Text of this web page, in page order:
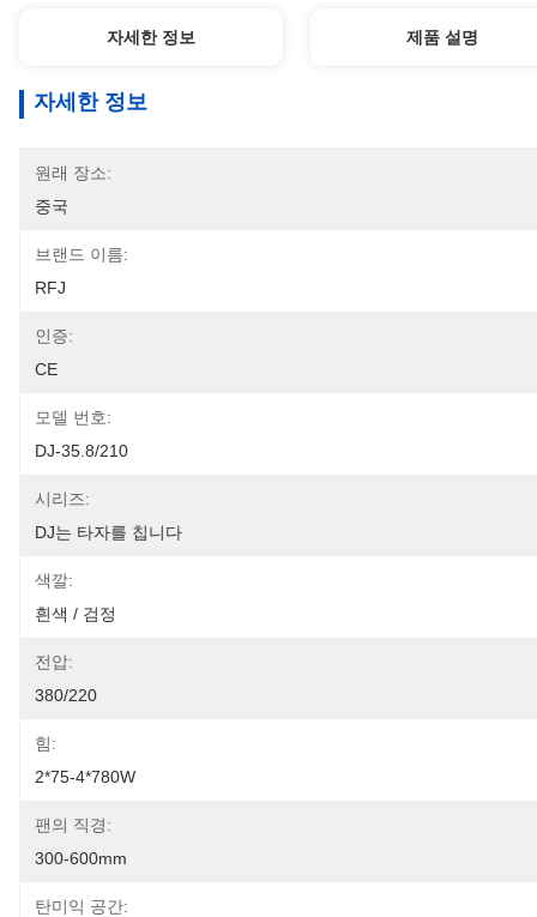
자세한 정보 제품 설명
자세한 정보
원래 장소:
중국
브랜드 이름:
RFJ
인증:
CE
모델 번호:
DJ-35.8/210
시리즈:
DJ는 타자를 칩니다
색깔:
흰색 / 검정
전압:
380/220
힘:
2*75-4*780W
팬의 직경:
300-600mm
탄미익 공간: